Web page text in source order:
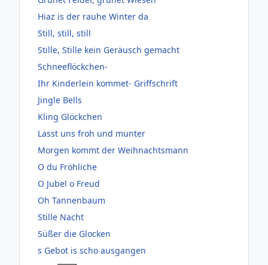
Hiaz is der rauhe Winter da
Still, still, still
Stille, Stille kein Geräusch gemacht
Schneeflöckchen-
Ihr Kinderlein kommet- Griffschrift
Jingle Bells
Kling Glöckchen
Lasst uns froh und munter
Morgen kommt der Weihnachtsmann
O du Fröhliche
O Jubel o Freud
Oh Tannenbaum
Stille Nacht
Süßer die Glocken
s Gebot is scho ausgangen